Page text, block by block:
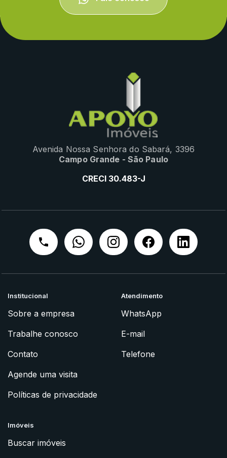
Avenida Nossa Senhora do Sabará, 3396
Campo Grande - São Paulo
CRECI 30.483-J
Institucional
Sobre a empresa
Trabalhe conosco
Contato
Agende uma visita
Políticas de privacidade
Atendimento
WhatsApp
E-mail
Telefone
Imóveis
Buscar imóveis